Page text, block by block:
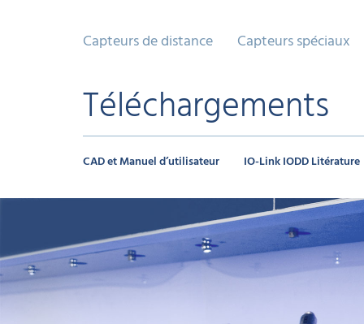
Capteurs de distance Capteurs spéciaux
Téléchargements
CAD et Manuel d’utilisateur IO-Link IODD Litérature